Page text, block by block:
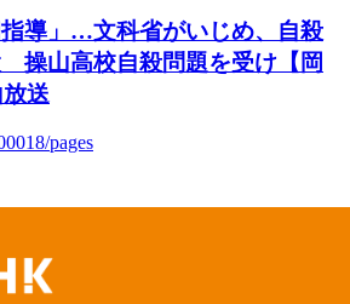
指導」…文科省がいじめ、自殺
操山高校自殺問題を受け【岡
送
pages